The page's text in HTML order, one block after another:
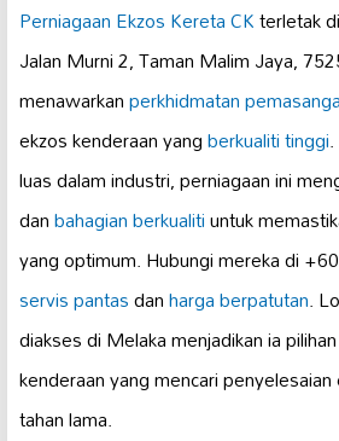
Perniagaan Ekzos Kereta CKterletak
Jalan Murni 2, Taman Malim Jaya,
menawarkanperkhidmatan
ekzos kenderaan yangberkualiti tinggi
luas dalam industri, perniagaan ini
danbahagian berkualitiuntuk
yang optimum. Hubungi mereka di
servis pantasdanharga berpatutan.
diakses di Melaka menjadikan ia
kenderaan yang mencari
tahan lama.